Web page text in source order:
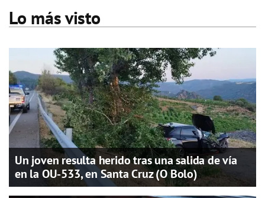
Lo más visto
Un joven resulta herido tras una salida de vía
en la OU-533, en Santa Cruz (O Bolo)